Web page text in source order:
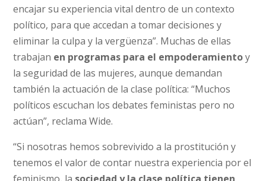
encajar su experiencia vital dentro de un contexto
político, para que accedan a tomar decisiones y
eliminar la culpa y la vergüenza”. Muchas de ellas
trabajan en programas para el empoderamientoy
la seguridad de las mujeres, aunque demandan
también la actuación de la clase política: “Muchos
políticos escuchan los debates feministas pero no
actúan”, reclama Wide.
“Si nosotras hemos sobrevivido a la prostitución y
tenemos el valor de contar nuestra experiencia por el